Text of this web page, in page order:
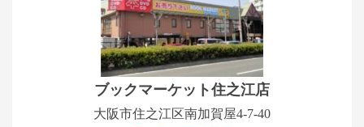
ブックマーケット住之江店
大阪市住之江区南加賀屋4-7-40